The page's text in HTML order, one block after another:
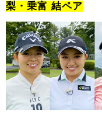
梨・乗富 結ペア